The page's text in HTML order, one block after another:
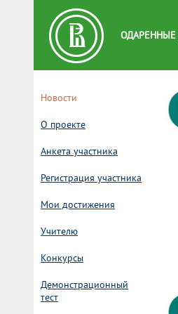
Новости
О проекте
Анкета участника
Регистрация участника
Мои достижения
Учителю
Конкурсы
Демонстрационный
тест